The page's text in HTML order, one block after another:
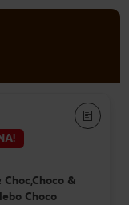
Choc,Choco &
Choco